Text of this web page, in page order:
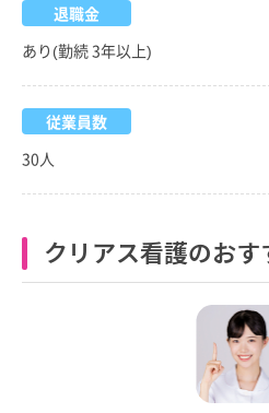
退職金
あり(勤続 3年以上)
従業員数
30人
クリアス看護のおす